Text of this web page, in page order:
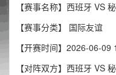
【赛事名称】西班牙 VS
【赛事分类】 国际友谊
【开赛时间】2026-06-09
【对阵双方】西班牙 VS